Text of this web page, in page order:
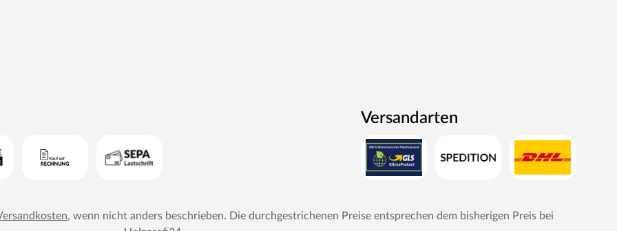
Versandarten
, wenn nicht anders beschrieben. Die durchgestrichenen Preise entsprechen dem bisherigen Preis bei